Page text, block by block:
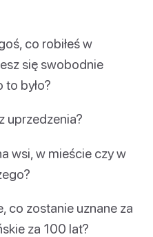
co robiłeś w
się swobodnie
było?
uprzedzenia?
wsi, w mieście czy w
co zostanie uznane za
za 100 lat?